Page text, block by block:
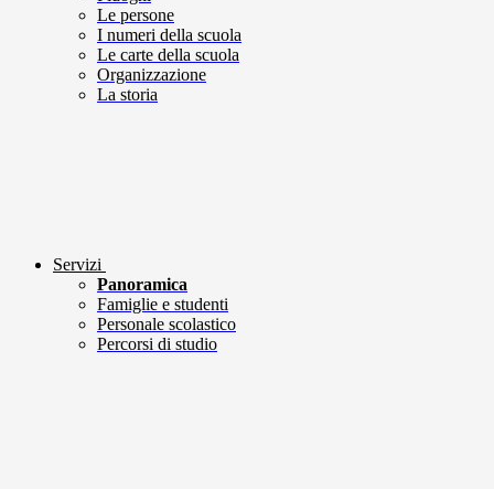
Le persone
I numeri della scuola
Le carte della scuola
Organizzazione
La storia
Servizi
Panoramica
Famiglie e studenti
Personale scolastico
Percorsi di studio